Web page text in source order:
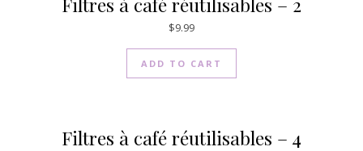
$9.99
ADD TO CART
Filtres à café réutilisables – 4